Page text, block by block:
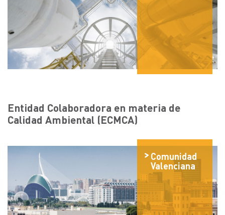
Entidad Colaboradora en materia de
Calidad Ambiental (ECMCA)
Comunidad
Valenciana